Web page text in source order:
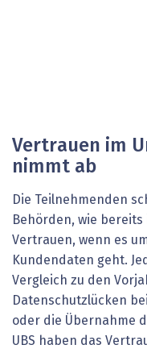
Vertrauen im
nimmt ab
Die Teilnehmenden
Behörden, wie
Vertrauen, wenn es
Kundendaten geht.
Vergleich zu den
Datenschutzlücken
oder die Übernahme
UBS haben das